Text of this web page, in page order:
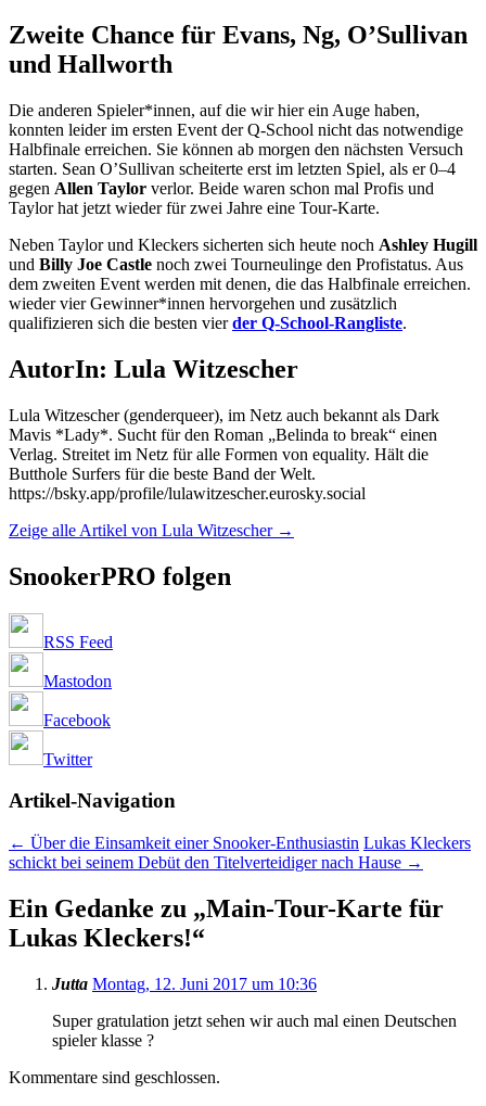
Zweite Chance für Evans, Ng, O’Sullivan
und Hallworth
Die anderen Spieler*innen, auf die wir hier ein Auge haben,
konnten leider im ersten Event der Q-School nicht das notwendige
Halbfinale erreichen. Sie können ab morgen den nächsten Versuch
starten. Sean O’Sullivan scheiterte erst im letzten Spiel, als er 0–4
gegen Allen Taylor verlor. Beide waren schon mal Profis und
Taylor hat jetzt wieder für zwei Jahre eine Tour-Karte.
Neben Taylor und Kleckers sicherten sich heute noch Ashley Hugill
und Billy Joe Castle noch zwei Tourneulinge den Profistatus. Aus
dem zweiten Event werden mit denen, die das Halbfinale erreichen.
wieder vier Gewinner*innen hervorgehen und zusätzlich
qualifizieren sich die besten vierder Q-School-Rangliste.
AutorIn: Lula Witzescher
Lula Witzescher (genderqueer), im Netz auch bekannt als Dark
Mavis *Lady*. Sucht für den Roman „Belinda to break“ einen
Verlag. Streitet im Netz für alle Formen von equality. Hält die
Butthole Surfers für die beste Band der Welt.
https://bsky.app/profile/lulawitzescher.eurosky.social
Zeige alle Artikel von Lula Witzescher →
SnookerPRO folgen
RSS Feed
Mastodon
Facebook
Twitter
Artikel-Navigation
← Über die Einsamkeit einer Snooker-Enthusiastin Lukas Kleckers
schickt bei seinem Debüt den Titelverteidiger nach Hause →
Ein Gedanke zu „Main-Tour-Karte für
Lukas Kleckers!“
Jutta Montag, 12. Juni 2017 um 10:36
Super gratulation jetzt sehen wir auch mal einen Deutschen
spieler klasse ?
Kommentare sind geschlossen.